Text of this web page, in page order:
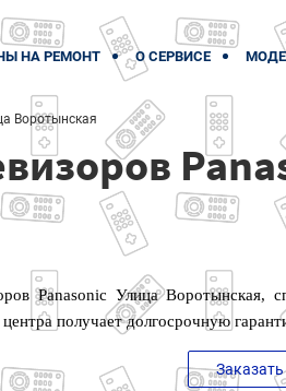
НА РЕМОНТ О СЕРВИСЕ
Воротынская
Panasonic Улица
получает долгосрочную